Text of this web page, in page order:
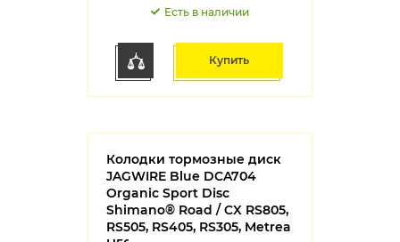
Есть в наличии
Купить
Колодки тормозные диск
JAGWIRE Blue DCA704
Organic Sport Disc
Shimano® Road / CX RS805,
RS505, RS405, RS305, Metrea